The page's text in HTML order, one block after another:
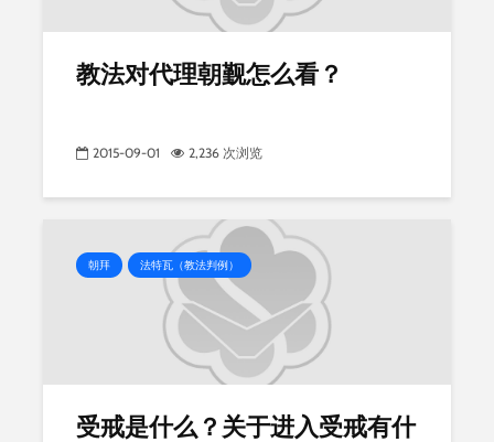
教法对代理朝觐怎么看？
2015-09-01 2,236 次浏览
朝拜 法特瓦（教法判例）
受戒是什么？关于进入受戒有什